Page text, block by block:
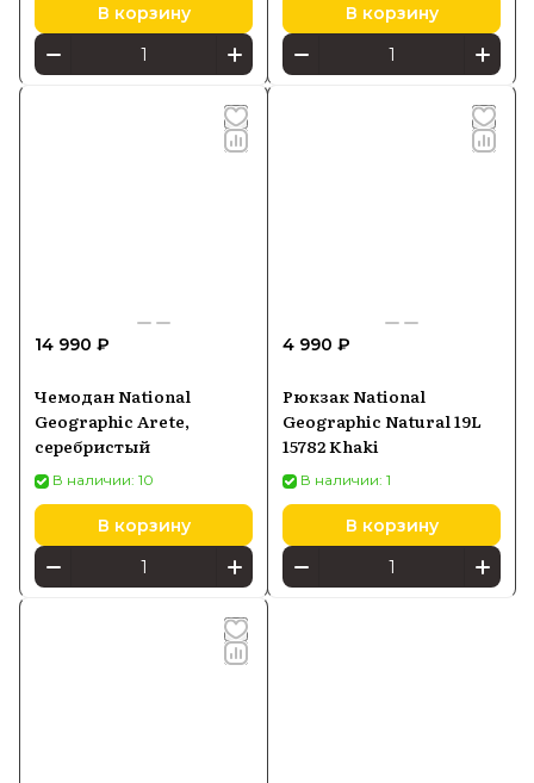
В корзину В корзину
14 990 ₽
Чемодан National
Geographic Arete,
серебристый
В наличии: 10
В корзину
4 990 ₽
Рюкзак National
Geographic Natural 19L
15782 Khaki
В наличии: 1
В корзину